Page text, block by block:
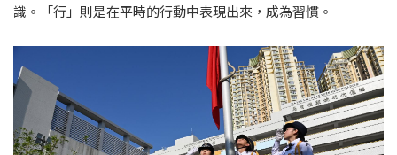
識。「行」則是在平時的行動中表現出來，成為習慣。